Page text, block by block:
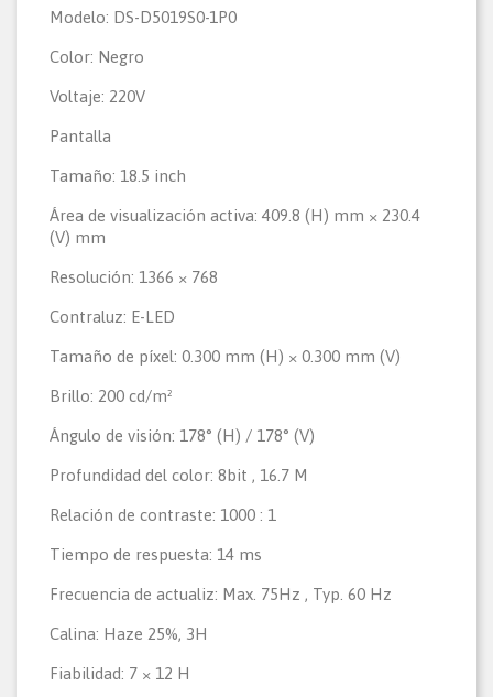
Modelo: DS-D5019S0-1P0
Color: Negro
Voltaje: 220V
Pantalla
Tamaño: 18.5 inch
Área de visualización activa: 409.8 (H) mm × 230.4
(V) mm
Resolución: 1366 × 768
Contraluz: E-LED
Tamaño de píxel: 0.300 mm (H) × 0.300 mm (V)
Brillo: 200 cd/m²
Ángulo de visión: 178° (H) / 178° (V)
Profundidad del color: 8bit , 16.7 M
Relación de contraste: 1000 : 1
Tiempo de respuesta: 14 ms
Frecuencia de actualiz: Max. 75Hz , Typ. 60 Hz
Calina: Haze 25%, 3H
Fiabilidad: 7 × 12 H